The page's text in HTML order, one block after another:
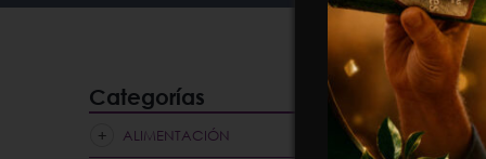
Categorías
ALIMENTACIÓN